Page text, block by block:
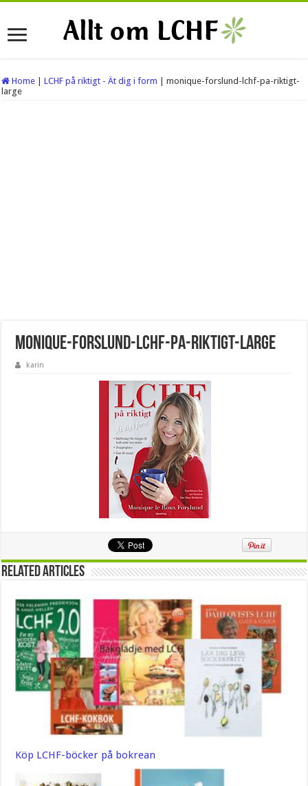
Home LCHF på riktigt - Ät dig i form
monique-forslund-lchf-pa-riktigt-
large
monique-forslund-lchf-pa-riktigt-large
karin
Related Articles
Köp LCHF-böcker på bokrean